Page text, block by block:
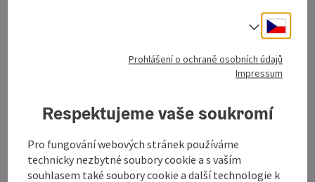
Obtížnost:
Střední
Kondice:
Střední
Cesky
Volba
Prohlášení o ochraně osobních údajů
Impressum
Respektujeme vaše soukromí
Pro fungování webových stránek používáme
technicky nezbytné soubory cookie a s vaším
souhlasem také soubory cookie a další technologie k